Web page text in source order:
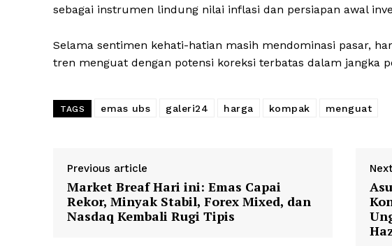
sebagai instrumen lindung nilai inflasi dan persiapan awal
Selama sentimen kehati-hatian masih mendominasi pasar,
tren menguat dengan potensi koreksi terbatas dalam jangka
TAGS emas ubs galeri24 harga kompak menguat
Previous article
Market Breaf Hari ini: Emas Capai
Rekor, Minyak Stabil, Forex Mixed, dan
Nasdaq Kembali Rugi Tipis